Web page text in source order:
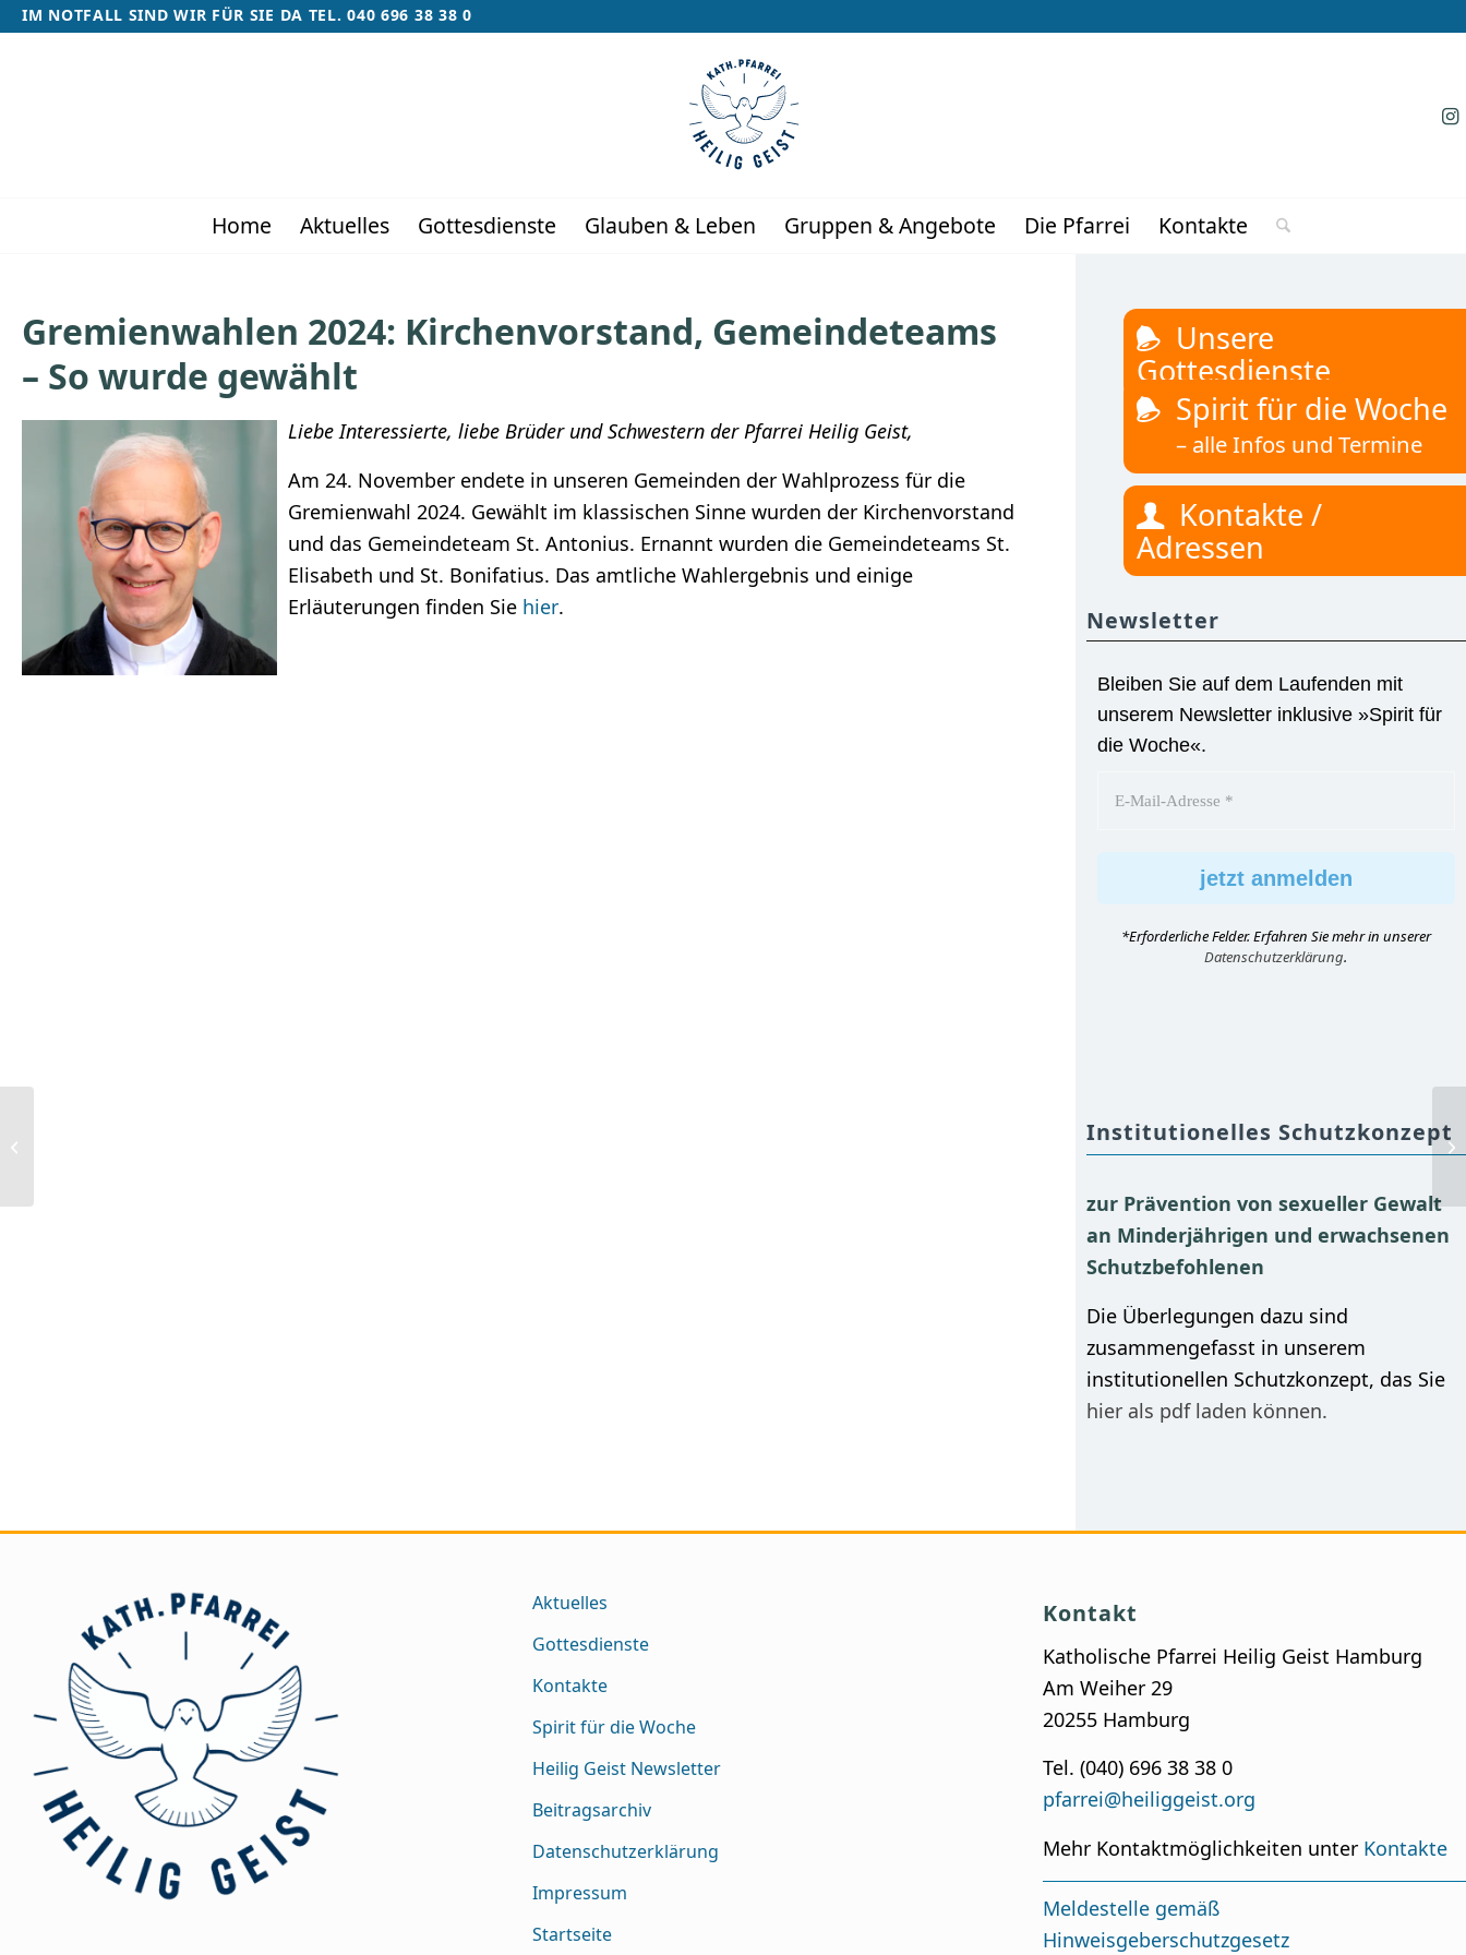
IM NOTFALL SIND WIR FÜR SIE DA TEL. 040 696 38 38 0
Home Aktuelles Gottesdienste Glauben & Leben Gruppen & Angebote Die Pfarrei Kontakte
Gremienwahlen 2024: Kirchenvorstand, Gemeindeteams
– So wurde gewählt
Liebe Interessierte, liebe Brüder und Schwestern der Pfarrei Heilig Geist,
Am 24. November endete in unseren Gemeinden der Wahlprozess für die
Gremienwahl 2024. Gewählt im klassischen Sinne wurden der Kirchenvorstand
und das Gemeindeteam St. Antonius. Ernannt wurden die Gemeindeteams St.
Elisabeth und St. Bonifatius. Das amtliche Wahlergebnis und einige
Erläuterungen finden Sie hier.
Unsere
Gottesdienste
Spirit für die Woche
– alle Infos und Termine
Kontakte /
Adressen
Newsletter
Bleiben Sie auf dem Laufenden mit
unserem Newsletter inklusive »Spirit für
die Woche«.
*Erforderliche Felder. Erfahren Sie mehr in unserer
Datenschutzerklärung.
Institutionelles Schutzkonzept
zur Prävention von sexueller Gewalt
an Minderjährigen und erwachsenen
Schutzbefohlenen
Die Überlegungen dazu sind
zusammengefasst in unserem
institutionellen Schutzkonzept, das Sie
hier als pdf laden können.
Aktuelles
Gottesdienste
Kontakte
Spirit für die Woche
Heilig Geist Newsletter
Beitragsarchiv
Datenschutzerklärung
Impressum
Startseite
Kontakt
Katholische Pfarrei Heilig Geist Hamburg
Am Weiher 29
20255 Hamburg
Tel. (040) 696 38 38 0
pfarrei@heiliggeist.org
Mehr Kontaktmöglichkeiten unter Kontakte
Meldestelle gemäß
Hinweisgeberschutzgesetz